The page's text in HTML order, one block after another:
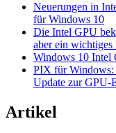
Neuerungen in
für Windows 10
Die Intel GPU
aber ein wichtiges
Windows 10 Intel
PIX für Windows:
Update zur GPU-
Artikel